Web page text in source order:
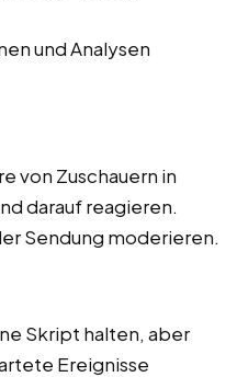
und Analysen
von Zuschauern in
darauf reagieren.
Sendung moderieren.
Skript halten, aber
Ereignisse